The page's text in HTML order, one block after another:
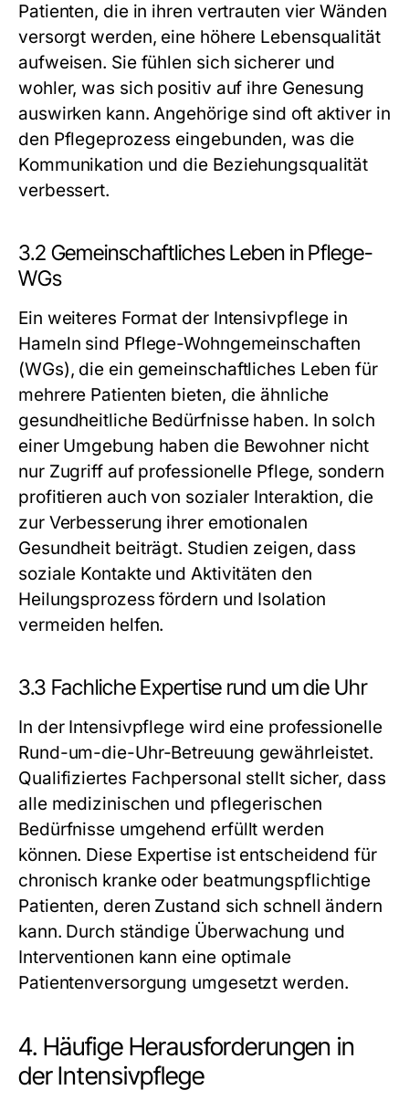
Patienten, die in ihren vertrauten vier Wänden
versorgt werden, eine höhere Lebensqualität
aufweisen. Sie fühlen sich sicherer und
wohler, was sich positiv auf ihre Genesung
auswirken kann. Angehörige sind oft aktiver in
den Pflegeprozess eingebunden, was die
Kommunikation und die Beziehungsqualität
verbessert.
3.2 Gemeinschaftliches Leben in Pflege-
WGs
Ein weiteres Format der Intensivpflege in
Hameln sind Pflege-Wohngemeinschaften
(WGs), die ein gemeinschaftliches Leben für
mehrere Patienten bieten, die ähnliche
gesundheitliche Bedürfnisse haben. In solch
einer Umgebung haben die Bewohner nicht
nur Zugriff auf professionelle Pflege, sondern
profitieren auch von sozialer Interaktion, die
zur Verbesserung ihrer emotionalen
Gesundheit beiträgt. Studien zeigen, dass
soziale Kontakte und Aktivitäten den
Heilungsprozess fördern und Isolation
vermeiden helfen.
3.3 Fachliche Expertise rund um die Uhr
In der Intensivpflege wird eine professionelle
Rund-um-die-Uhr-Betreuung gewährleistet.
Qualifiziertes Fachpersonal stellt sicher, dass
alle medizinischen und pflegerischen
Bedürfnisse umgehend erfüllt werden
können. Diese Expertise ist entscheidend für
chronisch kranke oder beatmungspflichtige
Patienten, deren Zustand sich schnell ändern
kann. Durch ständige Überwachung und
Interventionen kann eine optimale
Patientenversorgung umgesetzt werden.
4. Häufige Herausforderungen in
der Intensivpflege